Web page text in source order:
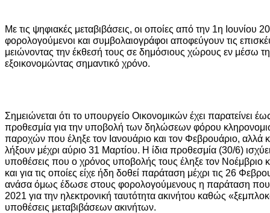
Με τις ψηφιακές μεταβιβάσεις, οι οποίες από την 1η Ιουνίου
φορολογούμενοι και συμβολαιογράφοι αποφεύγουν τις
μειώνοντας την έκθεσή τους σε δημόσιους χώρους εν μέσω
εξοικονομώντας σημαντικό χρόνο.
Σημειώνεται ότι το υπουργείο Οικονομικών έχει παρατείνει
προθεσμία για την υποβολή των δηλώσεων φόρου
παροχών που έληξε τον Ιανουάριο και τον Φεβρουάριο, αλλά
λήξουν μέχρι αύριο 31 Μαρτίου. Η ίδια προθεσμία (30/6) ισχύει
υποθέσεις που ο χρόνος υποβολής τους έληξε τον Νοέμβριο
και για τις οποίες είχε ήδη δοθεί παράταση μέχρι τις 26
ανάσα όμως έδωσε στους φορολογούμενους η παράταση που
2021 για την ηλεκτρονική ταυτότητα ακινήτου καθώς
υποθέσεις μεταβιβάσεων ακινήτων.